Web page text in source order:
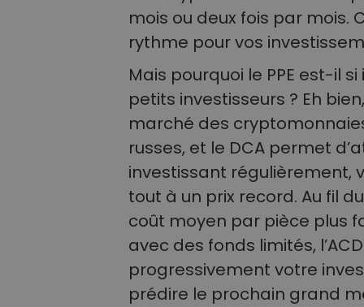
mois ou deux fois par mois.
rythme pour vos
Mais pourquoi le PPE est-il
petits investisseurs ? Eh
marché des
russes, et le DCA permet
investissant régulièrement,
tout à un prix record. Au fil
coût moyen par pièce plus
avec des fonds limités,
progressivement votre
prédire le prochain grand